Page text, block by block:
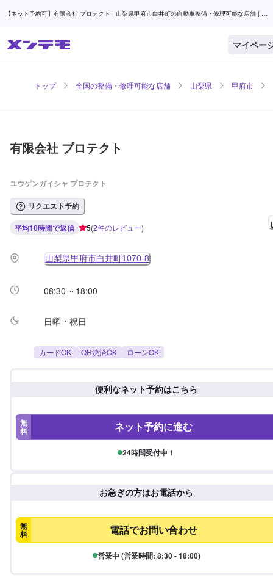
【ネット予約可】有限会社 プロテクト | 山梨県甲府市白井町の自動車整備・修理可能な店舗 | メ
マイペー
トップ 全国の整備・修理可能な店舗 山梨県 甲府市
有限会社 プロテクト
ユウゲンガイシャ プロテクト
リクエスト予約
平均10時間で返信 5(2件のレビュー)
山梨県甲府市白井町1070-8
08:30 ~ 18:00
日曜・祝日
カードOK QR決済OK ローンOK
便利なネット予約はこちら
無
料 ネット予約に進む
24時間受付中！
お急ぎの方はお電話から
無
料 電話でお問い合わせ
営業中 (営業時間: 8:30 - 18:00)